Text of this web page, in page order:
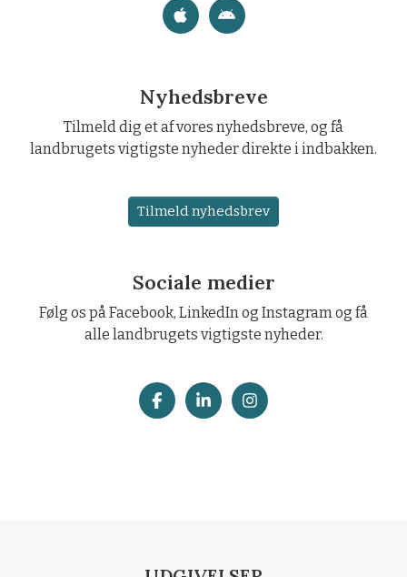
Nyhedsbreve
Tilmeld dig et af vores nyhedsbreve, og få
landbrugets vigtigste nyheder direkte i indbakken.
Tilmeld nyhedsbrev
Sociale medier
Følg os på Facebook, LinkedIn og Instagram og få
alle landbrugets vigtigste nyheder.